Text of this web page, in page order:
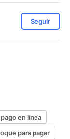
Seguir
pago en línea
para pagar